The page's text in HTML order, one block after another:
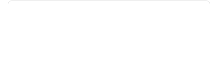
1 van 12